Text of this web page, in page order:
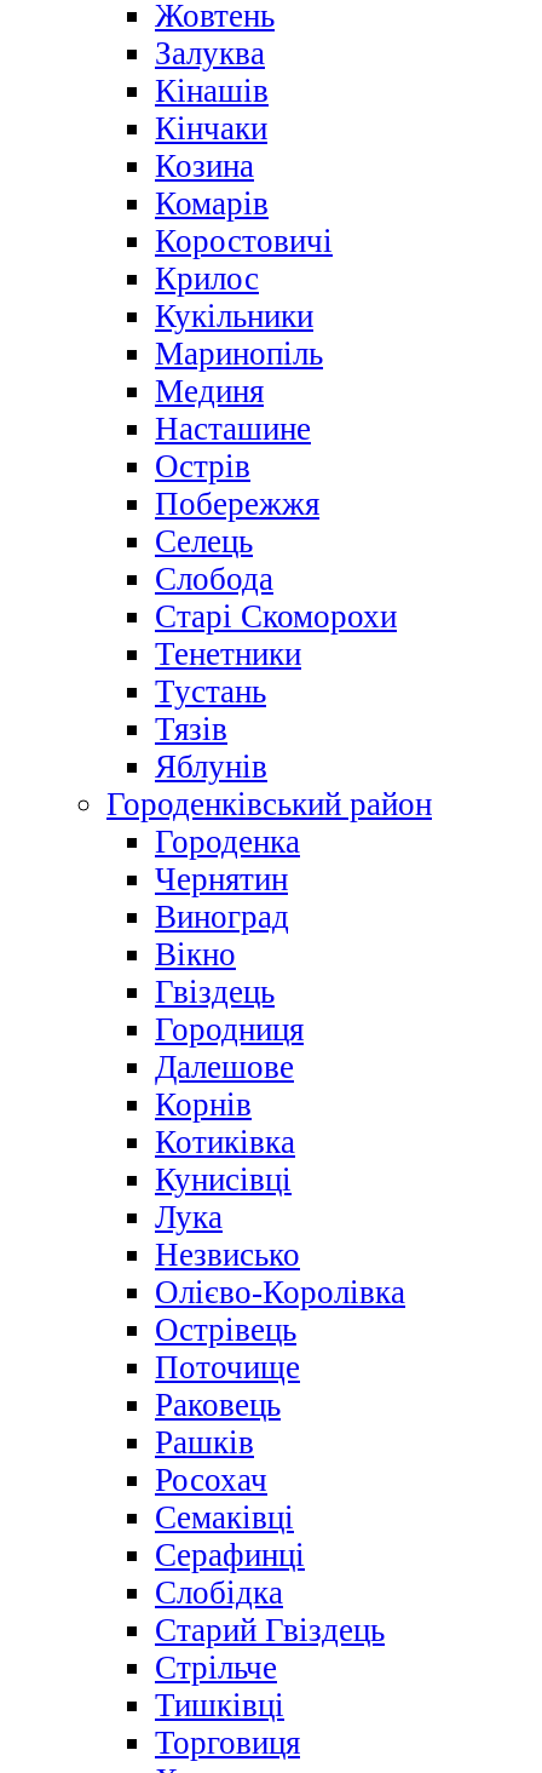
Жовтень
Залуква
Кінашів
Кінчаки
Козина
Комарів
Коростовичі
Крилос
Кукільники
Маринопіль
Мединя
Насташине
Острів
Побережжя
Селець
Слобода
Старі Скоморохи
Тенетники
Тустань
Тязів
Яблунів
Городенківський район
Городенка
Чернятин
Виноград
Вікно
Гвіздець
Городниця
Далешове
Корнів
Котиківка
Кунисівці
Лука
Незвисько
Олієво-Королівка
Острівець
Поточище
Раковець
Рашків
Росохач
Семаківці
Серафинці
Слобідка
Старий Гвіздець
Стрільче
Тишківці
Торговиця